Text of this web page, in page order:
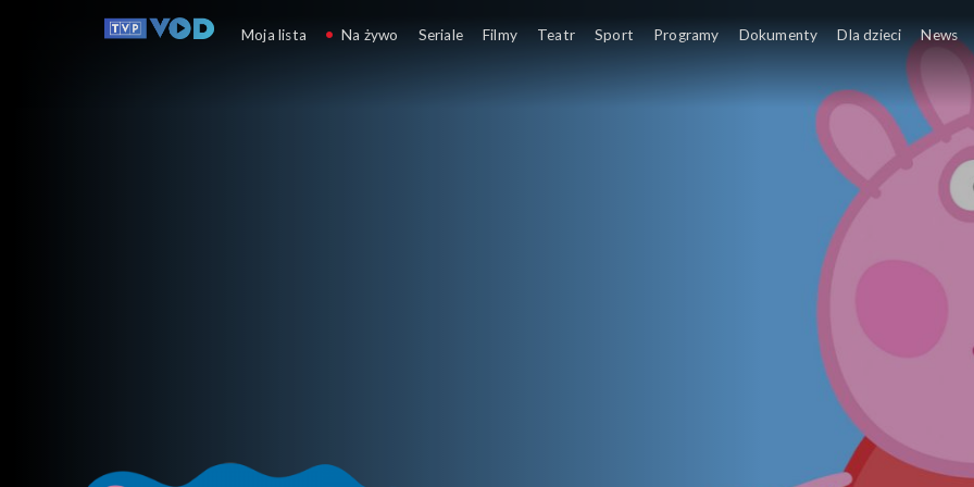
Moja lista Na żywo Seriale Filmy Teatr Sport Programy Dokumenty Dla dzieci News